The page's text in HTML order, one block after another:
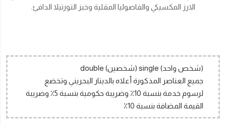
الارز المكسيكي والفاصوليا المقلية وخبز التورتيلا الدافئ.
(شخص واحد) single (شخصين) double
جميع العناصر المذكورة أعلاه بالدينار البحريني وتخضع
لرسوم خدمة بنسبة 10٪ وضريبة حكومية بنسبة 5٪ وضريبة
القيمة المضافة بنسبة 10٪